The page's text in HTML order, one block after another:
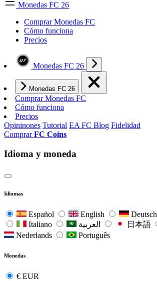
Monedas FC 26
Comprar Monedas FC
Cómo funciona
Precios
Monedas FC 26
Monedas FC 26
Comprar Monedas FC
Cómo funciona
Precios
Opininones Tutorial EA FC Blog Fidelidad
ComprarFC Coins
Idioma y moneda
Idiomas
Español English Deutsch
Italiano
日本語
Nederlands
Português
Monedas
€ EUR